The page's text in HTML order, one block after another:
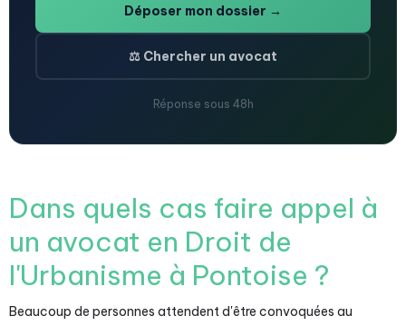
Déposer mon dossier →
⚖️ Chercher un avocat
Réponse sous 48h
Dans quels cas faire appel à
un avocat en Droit de
l'Urbanisme à Pontoise ?
Beaucoup de personnes attendent d'être convoquées au